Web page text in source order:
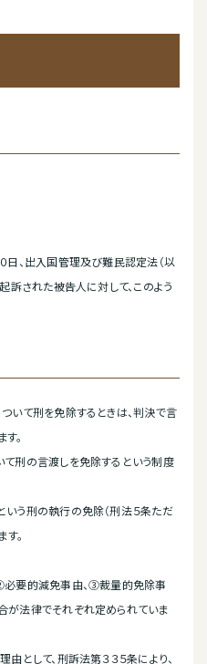
日、出入国管理及び難民認定法（以
訴された被告人に対して、このよう
いて刑を免除するときは、判決で言
。
刑の言渡しを免除するという制度
う刑の執行の免除（刑法５条ただ
。
要的減免事由、③裁量的免除事
法律でそれぞれ定められていま
として、刑訴法第３３５条により、